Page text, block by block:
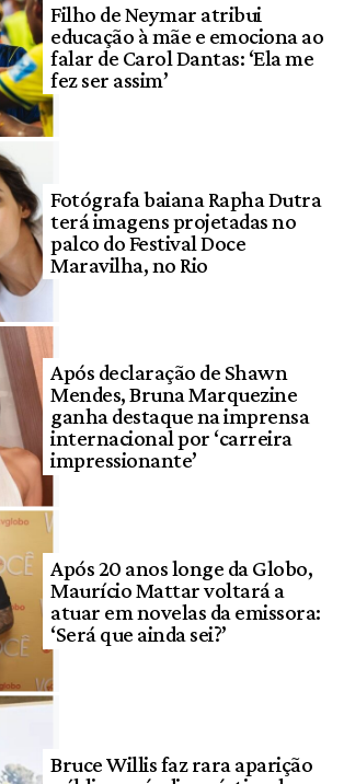
Filho de Neymar atribui
educação à mãe e emociona ao
falar de Carol Dantas: ‘Ela me
fez ser assim’
Fotógrafa baiana Rapha Dutra
terá imagens projetadas no
palco do Festival Doce
Maravilha, no Rio
Após declaração de Shawn
Mendes, Bruna Marquezine
ganha destaque na imprensa
internacional por ‘carreira
impressionante’
Após 20 anos longe da Globo,
Maurício Mattar voltará a
atuar em novelas da emissora:
‘Será que ainda sei?’
Bruce Willis faz rara aparição